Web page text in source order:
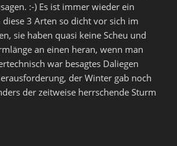
:-) Es ist immer wieder ein
3 Arten so dicht vor sich im
sie haben quasi keine Scheu und
an einen heran, wenn man
war besagtes Daliegen
der Winter gab noch
der zeitweise herrschende Sturm